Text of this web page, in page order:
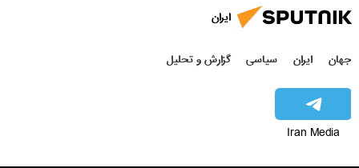
ایران
جهان ایران سیاسی گزارش و تحلیل
Iran Media